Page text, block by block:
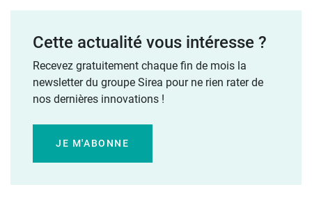
Cette actualité vous intéresse ?
Recevez gratuitement chaque fin de mois la
newsletter du groupe Sirea pour ne rien rater de
nos dernières innovations !
JE M'ABONNE